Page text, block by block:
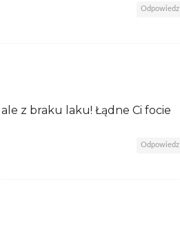
Odpowiedz
z braku laku! Łądne Ci focie
Odpowiedz